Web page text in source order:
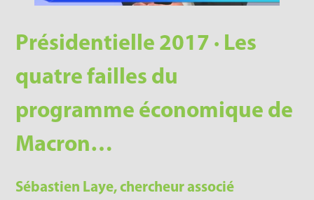
Présidentielle 2017 · Les
quatre failles du
programme économique de
Macron…
Sébastien Laye, chercheur associé